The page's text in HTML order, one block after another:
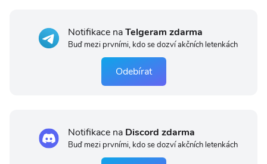
Notifikace naTelgeram zdarma
Buď mezi prvními, kdo se dozví akčních letenkách
Odebírat
Notifikace na Discord zdarma
Buď mezi prvními, kdo se dozví akčních letenkách